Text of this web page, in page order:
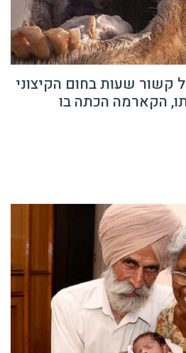
שעות בחום הקיצוני
הקארמה הכתה בו